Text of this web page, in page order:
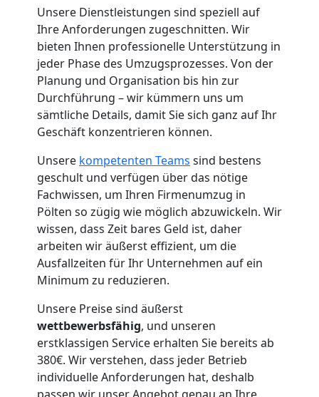
Unsere Dienstleistungen sind speziell auf
Ihre Anforderungen zugeschnitten. Wir
bieten Ihnen professionelle Unterstützung in
jeder Phase des Umzugsprozesses. Von der
Planung und Organisation bis hin zur
Durchführung – wir kümmern uns um
sämtliche Details, damit Sie sich ganz auf Ihr
Geschäft konzentrieren können.
Unsere kompetenten Teams sind bestens
geschult und verfügen über das nötige
Fachwissen, um Ihren Firmenumzug in
Pölten so zügig wie möglich abzuwickeln. Wir
wissen, dass Zeit bares Geld ist, daher
arbeiten wir äußerst effizient, um die
Ausfallzeiten für Ihr Unternehmen auf ein
Minimum zu reduzieren.
Unsere Preise sind äußerst
wettbewerbsfähig, und unseren
erstklassigen Service erhalten Sie bereits ab
380€. Wir verstehen, dass jeder Betrieb
individuelle Anforderungen hat, deshalb
passen wir unser Angebot genau an Ihre
Umzugshelfer
Pölten
Möbeltaxi
Pölten
Kleintransport
Pölten
Möbelmontage
Pölten